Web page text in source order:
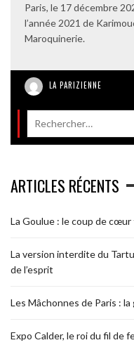
Paris, le 17 décembre
l’année 2021 de
Maroquinerie.
LA PARIZIENNE
ARTICLES RÉCENTS
La Goulue : le coup de
La version interdite du
de l’esprit
Les Mâchonnes de Paris :
Expo Calder, le roi du fil de